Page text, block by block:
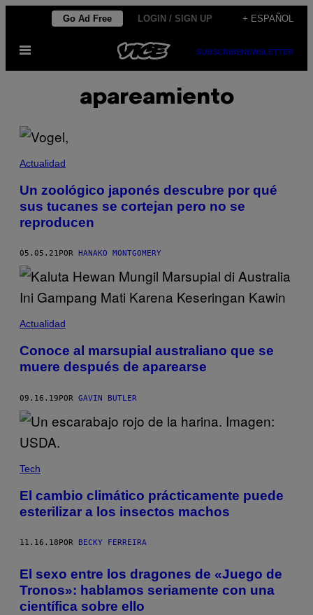
contenido
Go Ad Free LOGIN / SIGN UP + ESPAÑOL
Abrir
SUBSCRIBENEWSLETTER
apareamiento
Actualidad
Un zoológico japonés descubre por qué
sus tucanes se cortejan pero no se
reproducen
05.05.21 POR HANAKO MONTGOMERY
Actualidad
Conoce al marsupial australiano que se
muere después de aparearse
09.16.19POR GAVIN BUTLER
Tech
El cambio climático prácticamente puede
esterilizar a los insectos machos
11.16.18 POR BECKY FERREIRA
El sexo entre los dragones de «Juego de
Tronos»: hablamos seriamente con una
científica sobre ello